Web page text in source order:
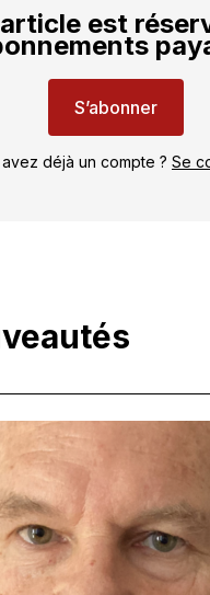
est
S’abonner
déjà un compte ? Se